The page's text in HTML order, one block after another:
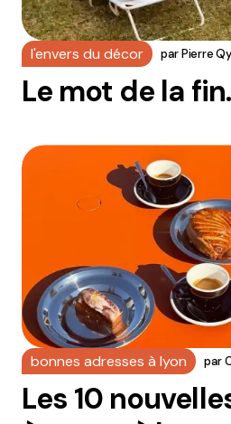
l'envers du décor parPierre
Le mot de la
bonnes adresses à lyon par
Les 10